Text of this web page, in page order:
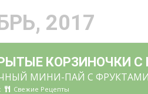
2017
КОРЗИНОЧКИ
МИНИ-ПАЙ С ФРУКТАМИ
Свежие Рецепты